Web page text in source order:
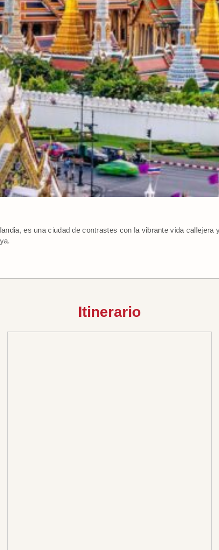
es una ciudad de contrastes con la vibrante vida callejera
Itinerario